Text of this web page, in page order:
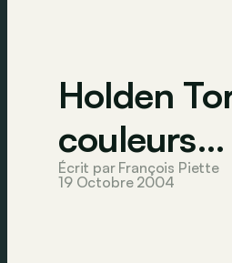
Holden
couleurs…
Écrit par François Piette
19 Octobre 2004